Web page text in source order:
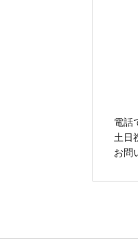
電話
土日
お問